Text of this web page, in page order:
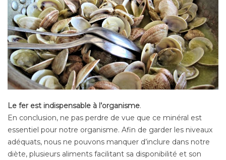
Le fer est indispensable à l’organisme.
En conclusion, ne pas perdre de vue que ce minéral est
essentiel pour notre organisme. Afin de garder les niveaux
adéquats, nous ne pouvons manquer d’inclure dans notre
diète, plusieurs aliments facilitant sa disponibilité et son